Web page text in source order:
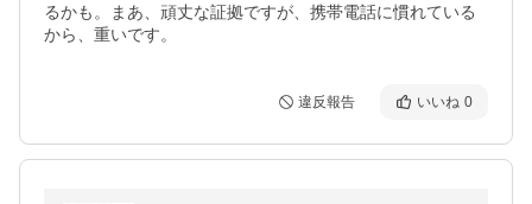
るかも。まあ、頑丈な証拠ですが、携帯電話に慣れている
から、重いです。
違反報告 いいね 0